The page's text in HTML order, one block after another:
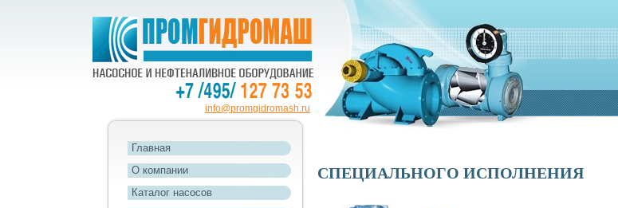
info@promgidromash.ru
Главная
О компании
Каталог насосов
СПЕЦИАЛЬНОГО ИСПОЛНЕНИЯ